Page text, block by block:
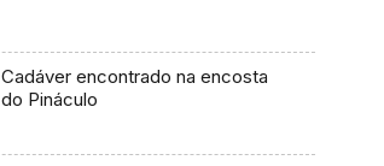
Cadáver encontrado na encosta
do Pináculo